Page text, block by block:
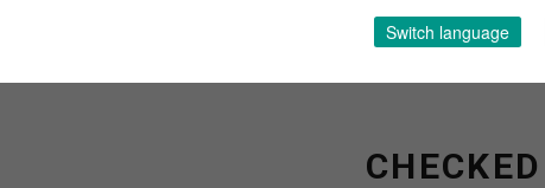
Switch language